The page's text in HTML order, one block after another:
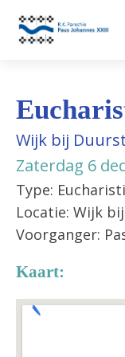
Wijk bij
Zaterdag 6
Type:
Locatie: Wijk
Voorganger:
Kaart: